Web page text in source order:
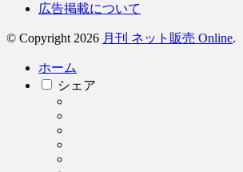
広告掲載について
© Copyright 2026 月刊 ネット販売 Online.
ホーム
シェア